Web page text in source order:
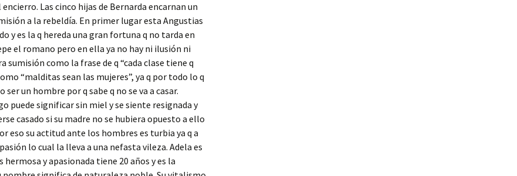
Las cinco hijas de Bernarda encarnan un
a la rebeldía. En primer lugar esta Angustias
y es la q hereda una gran fortuna q no tarda en
el romano pero en ella ya no hay ni ilusión ni
sumisión como la frase de q “cada clase tiene q
“malditas sean las mujeres”, ya q por todo lo q
un hombre por q sabe q no se va a casar.
puede significar sin miel y se siente resignada y
casado si su madre no se hubiera opuesto a ello
eso su actitud ante los hombres es turbia ya q a
lo cual la lleva a una nefasta vileza. Adela es
y apasionada tiene 20 años y es la